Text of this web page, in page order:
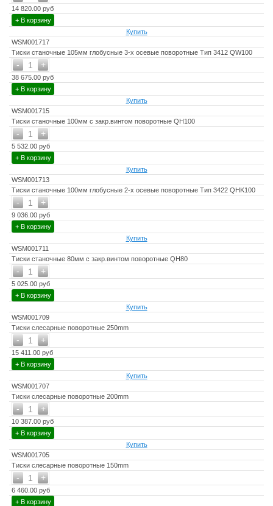
14 820.00 руб
+ В корзину
Купить
WSM001717
Тиски станочные 105мм глобусные 3-х осевые поворотные Тип 3412 QW100
+
- 1
38 675.00 руб
+ В корзину
Купить
WSM001715
Тиски станочные 100мм с закр.винтом поворотные QH100
+
- 1
5 532.00 руб
+ В корзину
Купить
WSM001713
Тиски станочные 100мм глобусные 2-х осевые поворотные Тип 3422 QHK100
+
- 1
9 036.00 руб
+ В корзину
Купить
WSM001711
Тиски станочные 80мм с закр.винтом поворотные QH80
+
- 1
5 025.00 руб
+ В корзину
Купить
WSM001709
Тиски слесарные поворотные 250mm
+
- 1
15 411.00 руб
+ В корзину
Купить
WSM001707
Тиски слесарные поворотные 200mm
+
- 1
10 387.00 руб
+ В корзину
Купить
WSM001705
Тиски слесарные поворотные 150mm
+
- 1
6 460.00 руб
+ В корзину